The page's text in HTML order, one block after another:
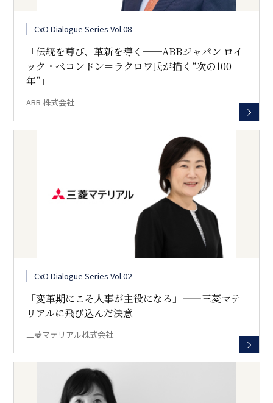
CxO Dialogue Series Vol.08
「伝統を尊び、革新を導く──ABBジャパン ロイ
ック・ペコンドン＝ラクロワ氏が描く“次の100
年”」
ABB 株式会社
CxO Dialogue Series Vol.02
「変革期にこそ人事が主役になる」——三菱マテ
リアルに飛び込んだ決意
三菱マテリアル株式会社